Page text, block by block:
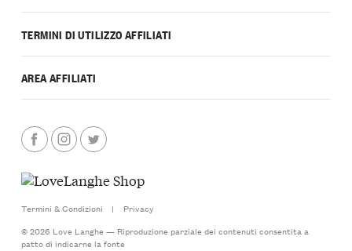
TERMINI DI UTILIZZO AFFILIATI
AREA AFFILIATI
Termini & Condizioni |
Privacy
© 2026 Love Langhe — Riproduzione parziale dei contenuti consentita a
patto di indicarne la fonte